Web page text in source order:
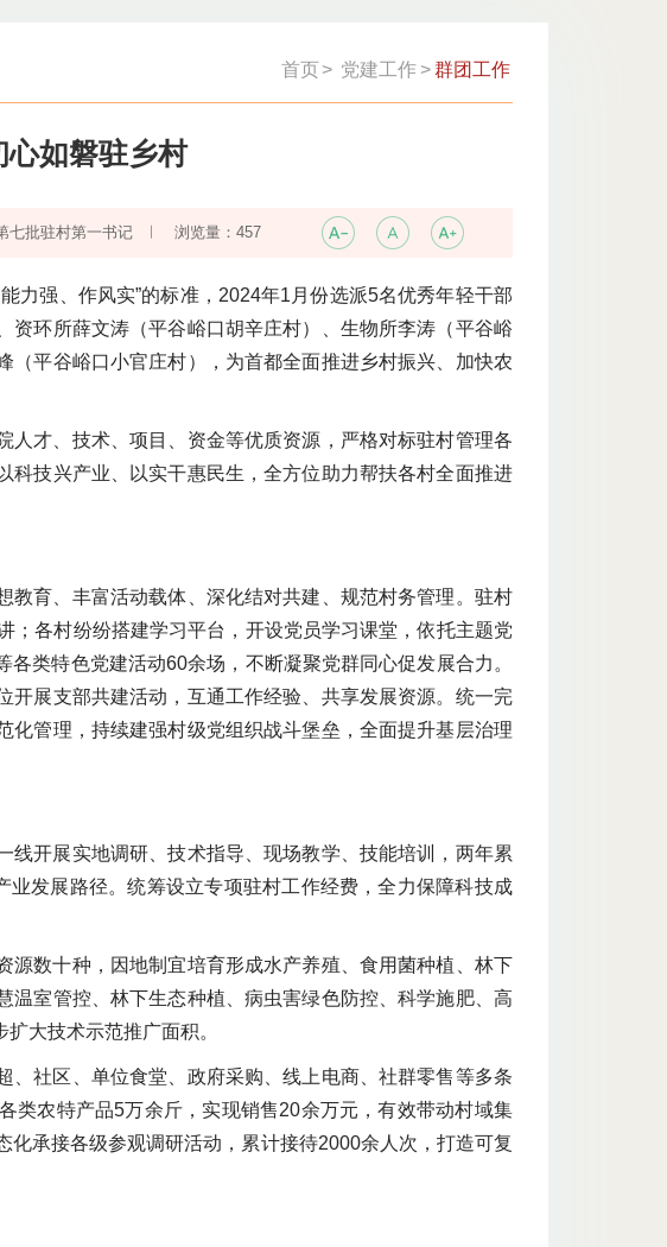
首页> 党建工作 > 群团工作
心如磐驻乡村
七批驻村第一书记 浏览量： 457
力强、作风实”的标准，2024年1月份选派5名优秀年轻干部
环所薛文涛（平谷峪口胡辛庄村）、生物所李涛（平谷峪
平谷峪口小官庄村），为首都全面推进乡村振兴、加快农
才、技术、项目、资金等优质资源，严格对标驻村管理各
技兴产业、以实干惠民生，全方位助力帮扶各村全面推进
育、丰富活动载体、深化结对共建、规范村务管理。驻村
各村纷纷搭建学习平台，开设党员学习课堂，依托主题党
类特色党建活动60余场，不断凝聚党群同心促发展合力。
开展支部共建活动，互通工作经验、共享发展资源。统一完
管理，持续建强村级党组织战斗堡垒，全面提升基层治理
开展实地调研、技术指导、现场教学、技能培训，两年累
发展路径。统筹设立专项驻村工作经费，全力保障科技成
数十种，因地制宜培育形成水产养殖、食用菌种植、林下
室管控、林下生态种植、病虫害绿色防控、科学施肥、高
大技术示范推广面积。
社区、单位食堂、政府采购、线上电商、社群零售等多条
类农特产品5万余斤，实现销售20余万元，有效带动村域集
承接各级参观调研活动，累计接待2000余人次，打造可复